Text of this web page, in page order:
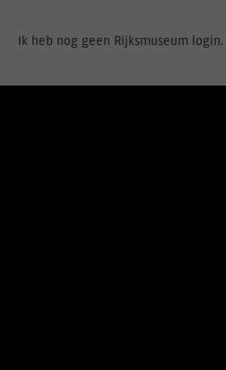
Ik heb nog geen Rijksmuseum login.